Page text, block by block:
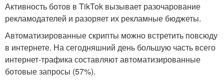
Активность ботов в TikTok вызывает разочарование
рекламодателей и разоряет их рекламные бюджеты.
Автоматизированные скрипты можно встретить повсюду
в интернете. На сегодняшний день большую часть всего
интернет-трафика составляют автоматизированные
ботовые запросы (57%).